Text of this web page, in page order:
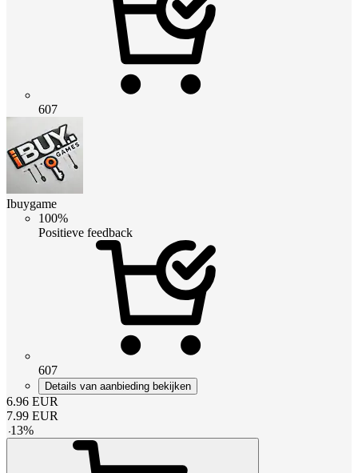
607
Ibuygame
100%
Positieve feedback
607
Details van aanbieding bekijken
6.96 EUR
7.99 EUR
-13%